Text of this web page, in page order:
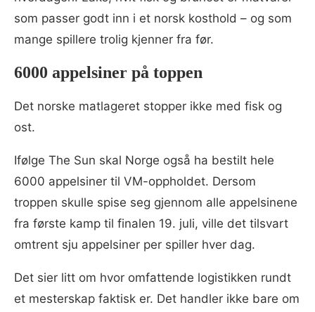
som passer godt inn i et norsk kosthold – og som
mange spillere trolig kjenner fra før.
6000 appelsiner på toppen
Det norske matlageret stopper ikke med fisk og
ost.
Ifølge The Sun skal Norge også ha bestilt hele
6000 appelsiner til VM-oppholdet. Dersom
troppen skulle spise seg gjennom alle appelsinene
fra første kamp til finalen 19. juli, ville det tilsvart
omtrent sju appelsiner per spiller hver dag.
Det sier litt om hvor omfattende logistikken rundt
et mesterskap faktisk er. Det handler ikke bare om